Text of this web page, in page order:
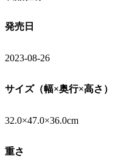
発売日
2023-08-26
サイズ（幅×奥行×高さ）
32.0×47.0×36.0cm
重さ